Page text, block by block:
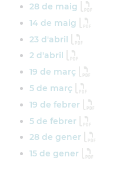
28 de maig
14 de maig
23 d'abril
2 d'abril
19 de març
5 de març
19 de febrer
5 de febrer
28 de gener
15 de gener